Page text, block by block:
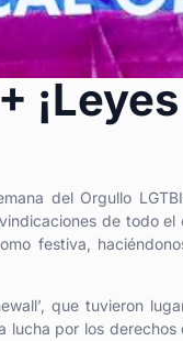
del Orgullo
de todo el
festiva,
que tuvieron
por los derechos